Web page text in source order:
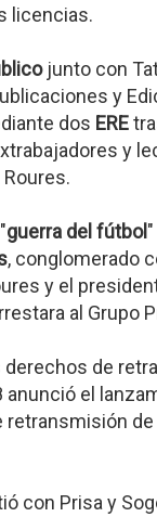
licencias.
junto con
y
dos ERE
y
guerra del fútbol
, conglomerado
y el
al Grupo
de
anunció el
de
con Prisa y